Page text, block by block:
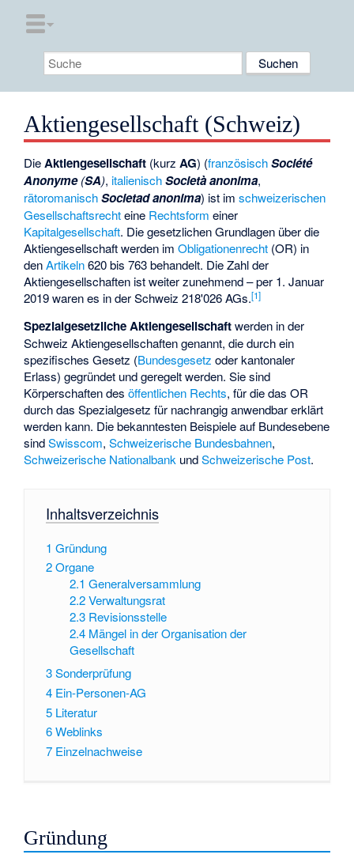
Aktiengesellschaft (Schweiz)
DieAktiengesellschaft (kurzAG) (französisch Société
Anonyme(SA), italienisch Società anonima,
rätoromanisch Societad anonima) ist imschweizerischen
Gesellschaftsrechteine Rechtsform einer
Kapitalgesellschaft. Die gesetzlichen Grundlagen über die
Aktiengesellschaft werden imObligationenrecht (OR) in
denArtikeln620 bis 763 behandelt. Die Zahl der
Aktiengesellschaften ist weiter zunehmend – per 1. Januar
2019 waren es in der Schweiz 218'026 AGs.[1]
Spezialgesetzliche Aktiengesellschaftwerden in der
Schweiz Aktiengesellschaften genannt, die durch ein
spezifisches Gesetz (Bundesgesetz oder kantonaler
Erlass) gegründet und geregelt werden. Sie sind
Körperschaften desöffentlichen Rechts, für die das OR
durch das Spezialgesetz für nachrangig anwendbar erklärt
werden kann. Die bekanntesten Beispiele auf Bundesebene
sindSwisscom,Schweizerische Bundesbahnen,
Schweizerische Nationalbank undSchweizerische Post.
Inhaltsverzeichnis
1 Gründung
2Organe
2.1 Generalversammlung
2.2 Verwaltungsrat
2.3 Revisionsstelle
2.4 Mängel in der Organisation der
Gesellschaft
3Sonderprüfung
4 Ein-Personen-AG
5 Literatur
6Weblinks
7 Einzelnachweise
Gründung